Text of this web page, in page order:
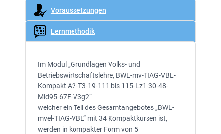
Voraussetzungen
Lernmethodik
Im Modul „Grundlagen Volks- und
Betriebswirtschaftslehre, BWL-mv-TIAG-VBL-
Kompakt A2-T3-19-111 bis 115-Lz1-30-48-
Mld95-67F-V3g2“
welcher ein Teil des Gesamtangebotes „BWL-
mvel-TIAG-VBL“ mit 34 Kompaktkursen ist,
werden in kompakter Form von 5